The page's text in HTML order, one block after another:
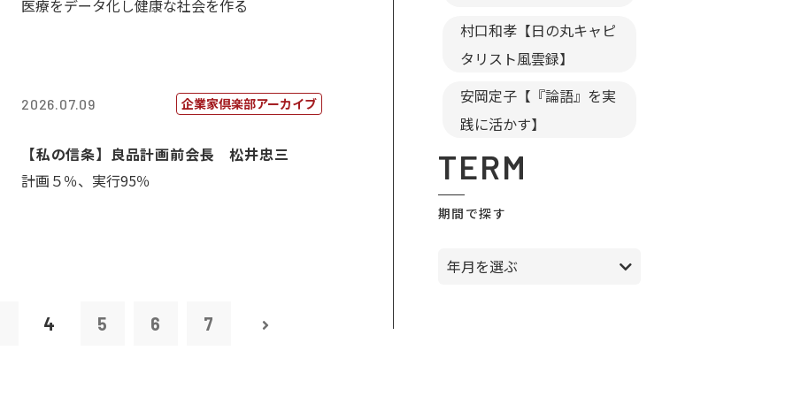
医療をデータ化し健康な社会を作る
2026.07.09 企業家倶楽部アーカイブ
【私の信条】良品計画前会長 松井忠三
計画５％、実行95％
4 5 6 7
村口和孝【日の丸キャピ
タリスト風雲録】
安岡定子【『論語』を実
践に活かす】
TERM
期間で探す
年月を選ぶ